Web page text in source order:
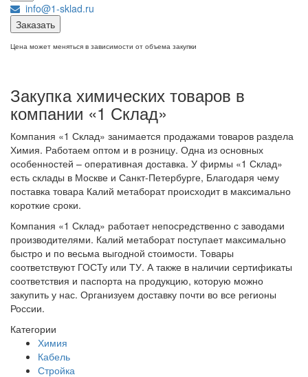
info@1-sklad.ru
Заказать
Цена может меняться в зависимости от объема закупки
Закупка химических товаров в
компании «1 Склад»
Компания «1 Склад» занимается продажами товаров раздела
Химия. Работаем оптом и в розницу. Одна из основных
особенностей – оперативная доставка. У фирмы «1 Склад»
есть склады в Москве и Санкт-Петербурге, Благодаря чему
поставка товара Калий метаборат происходит в максимально
короткие сроки.
Компания «1 Склад» работает непосредственно с заводами
производителями. Калий метаборат поступает максимально
быстро и по весьма выгодной стоимости. Товары
соответствуют ГОСТу или ТУ. А также в наличии сертификаты
соответствия и паспорта на продукцию, которую можно
закупить у нас. Организуем доставку почти во все регионы
России.
Категории
Химия
Кабель
Стройка